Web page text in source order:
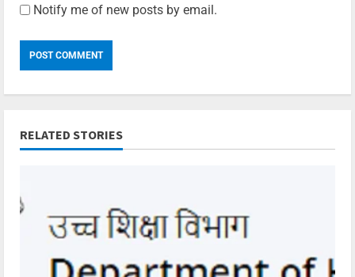
Notify me of new posts by email.
RELATED STORIES